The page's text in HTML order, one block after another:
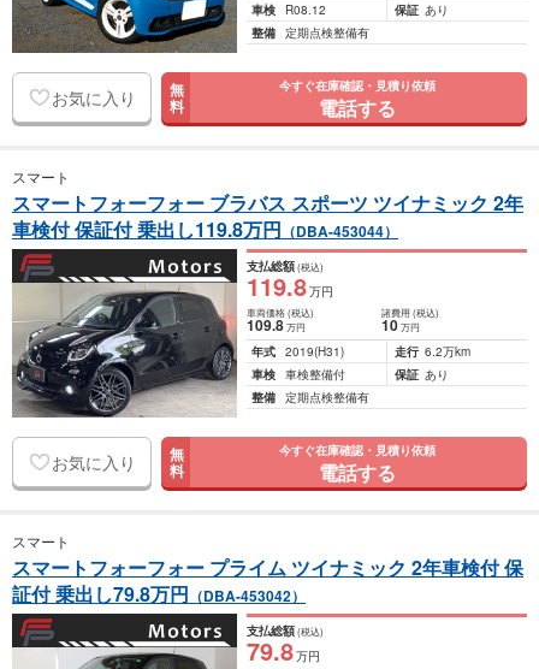
車検
R08.12 保証 あり
整備 定期点検整備有
お気に入り 無
料
今すぐ在庫確認・見積り依頼
電話する
スマート
スマートフォーフォー ブラバス スポーツ ツイナミック 2年
車検付 保証付 乗出し119.8万円 （DBA-453044）
支払総額(税込)
119.8万円
車両価格(税込)
109.8万円
諸費用 (税込)
10 万円
年式 2019(H31) 走行 6.2万km
車検 車検整備付 保証 あり
整備 定期点検整備有
お気に入り 無
料
今すぐ在庫確認・見積り依頼
電話する
スマート
スマートフォーフォー プライム ツイナミック 2年車検付 保
証付 乗出し79.8万円 （DBA-453042）
支払総額(税込)
79.8万円